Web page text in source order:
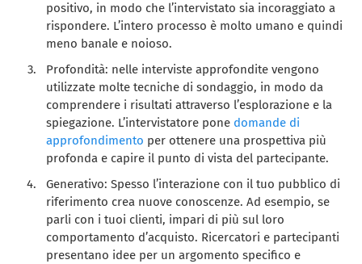
positivo, in modo che l’intervistato sia incoraggiato a
rispondere. L’intero processo è molto umano e quindi
meno banale e noioso.
Profondità: nelle interviste approfondite vengono
utilizzate molte tecniche di sondaggio, in modo da
comprendere i risultati attraverso l’esplorazione e la
spiegazione. L’intervistatore pone domande di
approfondimento per ottenere una prospettiva più
profonda e capire il punto di vista del partecipante.
Generativo: Spesso l’interazione con il tuo pubblico di
riferimento crea nuove conoscenze. Ad esempio, se
parli con i tuoi clienti, impari di più sul loro
comportamento d’acquisto. Ricercatori e partecipanti
presentano idee per un argomento specifico e